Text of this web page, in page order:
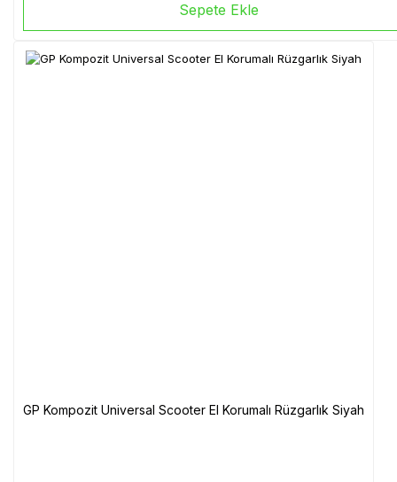
Sepete Ekle
GP Kompozit Universal Scooter El Korumalı Rüzgarlık Siyah